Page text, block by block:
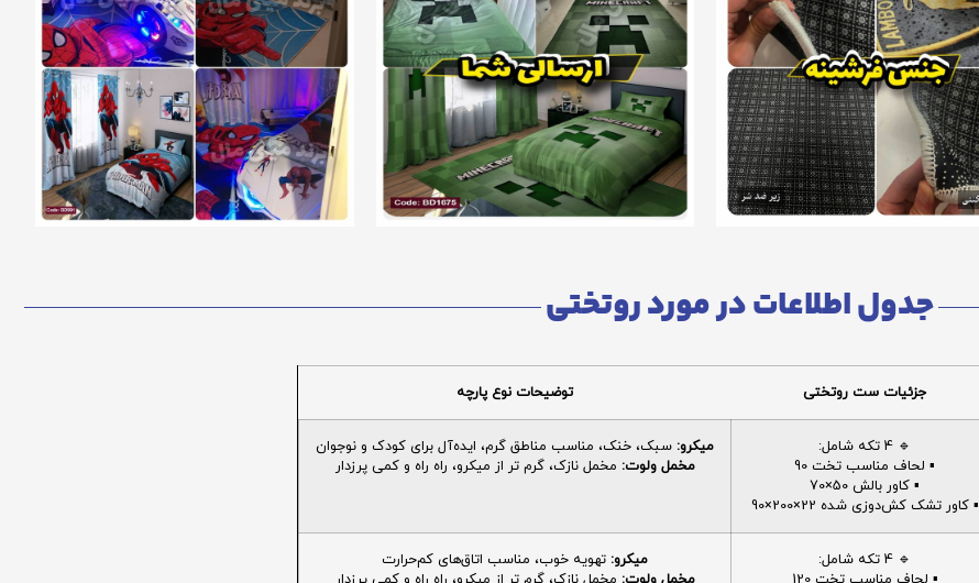
جدول اطلاعات در مورد روتختی
جزئیات ست روتختی توضیحات نوع پارچه
🔹 4 تکه شامل:
▪️ لحاف مناسب تخت 90
▪️ کاور بالش 50×70
▪️ کاور تشک کش‌دوزی شده 22×200×90
میکرو: سبک، خنک، مناسب مناطق گرم، ایده‌آل برای کودک و نوجوان
مخمل ولوت: مخمل نازک، گرم تر از میکرو، راه راه و کمی پرزدار
🔹 4 تکه شامل:
میکرو: تهویه خوب، مناسب اتاق‌های کم‌حرارت